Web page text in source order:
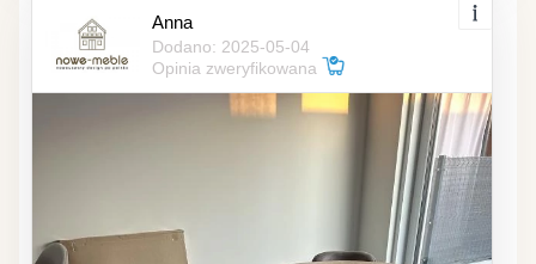
Anna
Dodano: 2025-05-04
Opinia zweryfikowana